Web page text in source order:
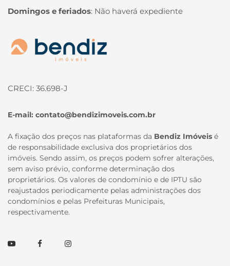
Domingos e feriados: Não haverá expediente
Página inicial
CRECI: 36.698-J
E-mail: contato@bendizimoveis.com.br
A fixação dos preços nas plataformas da Bendiz Imóveis é
de responsabilidade exclusiva dos proprietários dos
imóveis. Sendo assim, os preços podem sofrer alterações,
sem aviso prévio, conforme determinação dos
proprietários. Os valores de condomínio e de IPTU são
reajustados periodicamente pelas administrações dos
condomínios e pelas Prefeituras Municipais,
respectivamente.
YoutubeFacebookInstagram